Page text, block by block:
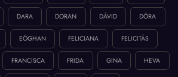
DARA DORAN DÁVID DÓRA
EÓGHAN FELICIANA FELICITÁS
FRANCISCA FRIDA GINA HEVA